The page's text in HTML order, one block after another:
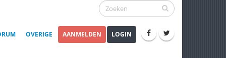
OVERIGE AANMELDEN LOGIN